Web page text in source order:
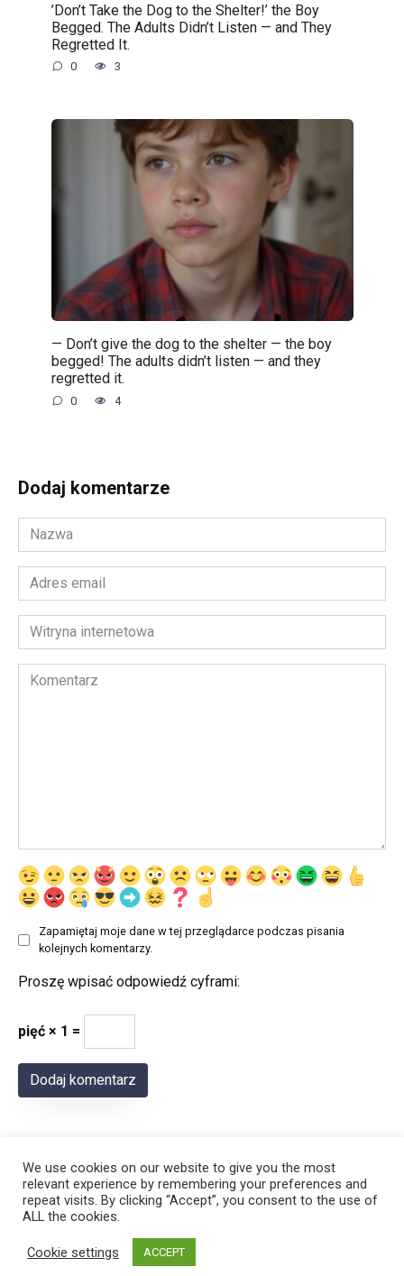
’Don’t Take the Dog to the Shelter!’ the Boy
Begged. The Adults Didn’t Listen — and They
Regretted It.
0 3
— Don’t give the dog to the shelter — the boy
begged! The adults didn’t listen — and they
regretted it.
0 4
Dodaj komentarze
Nazwa
*
Adres
email
*Witryna
internetowa
Komentarz
Zapamiętaj moje dane w tej przeglądarce podczas pisania
kolejnych komentarzy.
Proszę wpisać odpowiedź cyframi:
pięć × 1 =
We use cookies on our website to give you the most
relevant experience by remembering your preferences and
repeat visits. By clicking “Accept”, you consent to the use of
ALL the cookies.
Cookie settings ACCEPT